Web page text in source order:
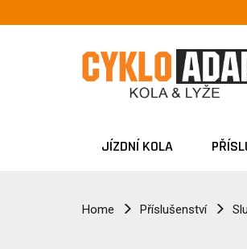
JÍZDNÍ KOLA
Home Příslušenství